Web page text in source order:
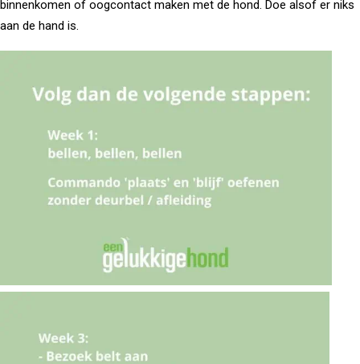
binnenkomen of oogcontact maken met de hond. Doe alsof er niks
aan de hand is.